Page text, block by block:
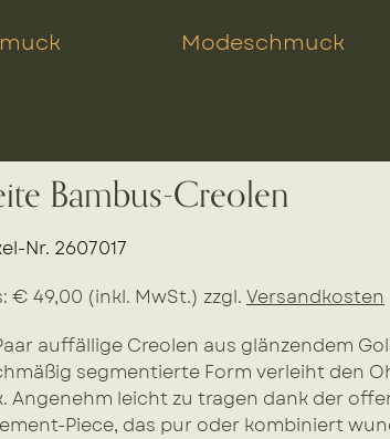
Modeschmuck
Bambus-Creolen
Nr. 2607017
€ 49,00 (inkl. MwSt.) zzgl. Versandkosten
auffällige Creolen aus glänzendem
segmentierte Form verleiht den
Angenehm leicht zu tragen dank der
Piece, das pur oder kombiniert